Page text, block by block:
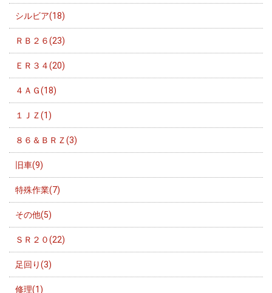
シルビア(18)
ＲＢ２６(23)
ＥＲ３４(20)
４ＡＧ(18)
１ＪＺ(1)
８６＆ＢＲＺ(3)
旧車(9)
特殊作業(7)
その他(5)
ＳＲ２０(22)
足回り(3)
修理(1)